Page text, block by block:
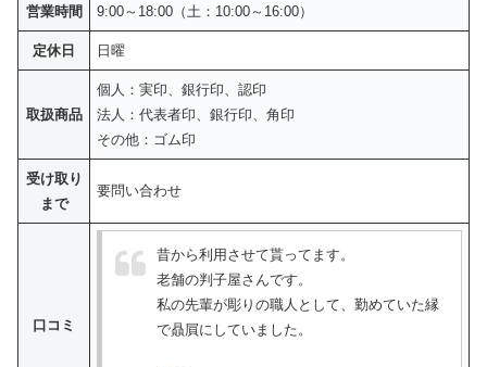
営業時間 9:00～18:00（土：10:00～16:00）
定休日 日曜
取扱商品
個人：実印、銀行印、認印
法人：代表者印、銀行印、角印
その他：ゴム印
受け取り
まで
要問い合わせ
口コミ
昔から利用させて貰ってます。
老舗の判子屋さんです。
私の先輩が彫りの職人として、勤めていた縁
で贔屓にしていました。